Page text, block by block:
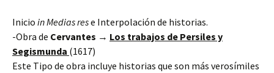
Inicio in Medias rese Interpolación de historias.
-Obra de Cervantes → Los trabajos de Persiles y
Segismunda (1617)
Este Tipo de obra incluye historias que son más verosímiles